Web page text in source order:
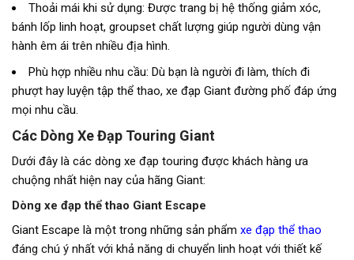
Thoải mái khi sử dụng: Được trang bị hệ thống giảm xóc,
bánh lốp linh hoạt, groupset chất lượng giúp người dùng vận
hành êm ái trên nhiều địa hình.
Phù hợp nhiều nhu cầu: Dù bạn là người đi làm, thích đi
phượt hay luyện tập thể thao, xe đạp Giant đường phố đáp ứng
mọi nhu cầu.
Các Dòng Xe Đạp Touring Giant
Dưới đây là các dòng xe đạp touring được khách hàng ưa
chuộng nhất hiện nay của hãng Giant:
Dòng xe đạp thể thao Giant Escape
Giant Escape là một trong những sản phẩm xe đạp thể thao
đáng chú ý nhất với khả năng di chuyển linh hoạt với thiết kế